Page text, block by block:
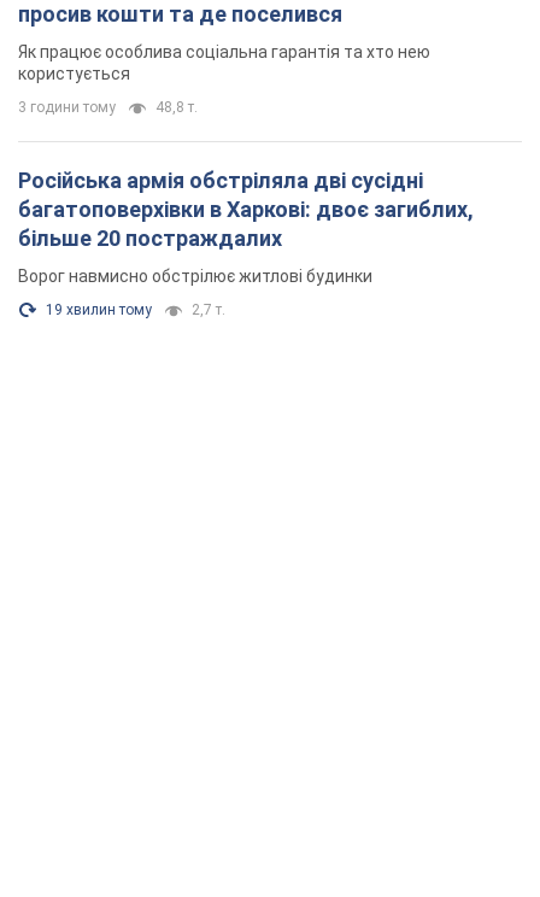
просив кошти та де поселився
Як працює особлива соціальна гарантія та хто нею
користується
3 години тому 48,8 т.
Російська армія обстріляла дві сусідні
багатоповерхівки в Харкові: двоє загиблих,
більше 20 постраждалих
Ворог навмисно обстрілює житлові будинки
19 хвилин тому 2,7 т.